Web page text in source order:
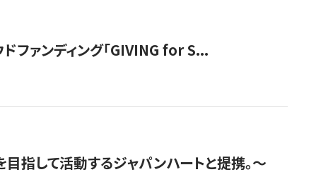
ファンディング「GIVING for S...
指して活動するジャパンハートと提携。〜